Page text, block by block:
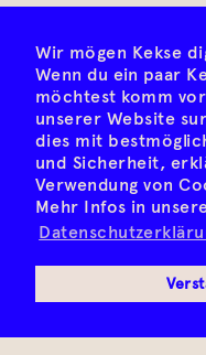
Wir mögen Kekse
Wenn du ein paar
möchtest komm
unserer Website
dies mit
und Sicherheit,
Verwendung von
Mehr Infos in